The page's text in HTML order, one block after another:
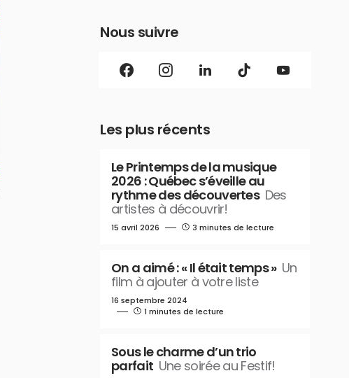
Nous suivre
Les plus récents
Le Printemps de la musique
2026 : Québec s’éveille au
rythme des découvertes Des
artistes à découvrir!
15 avril 2026 3 minutes de lecture
On a aimé : « Il était temps » Un
film à ajouter à votre liste
16 septembre 2024
1 minutes de lecture
Sous le charme d’un trio
parfait Une soirée au Festif!